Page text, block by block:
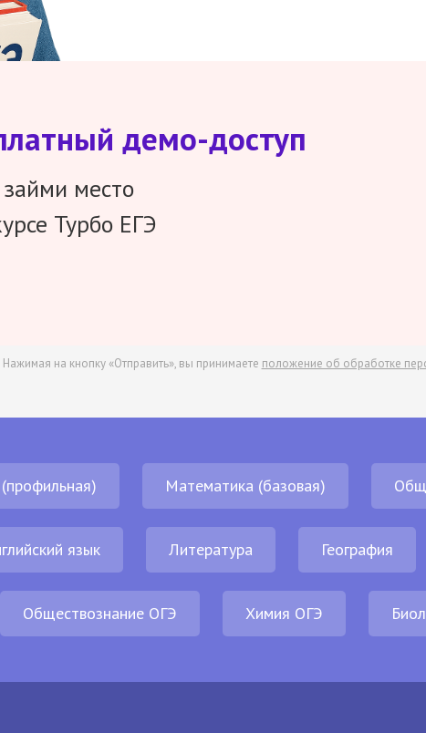
демо-доступ
место
Турбо ЕГЭ
Нажимая на кнопку «Отправить», вы принимаете положение об обработке
Математика (базовая)
язык Литература География
Обществознание ОГЭ Химия ОГЭ